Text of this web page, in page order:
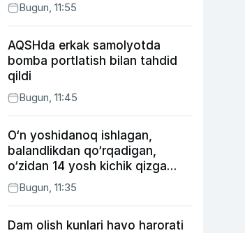
Bugun, 11:55
AQSHda erkak samolyotda
bomba portlatish bilan tahdid
qildi
Bugun, 11:45
O‘n yoshidanoq ishlagan,
balandlikdan qo‘rqadigan,
o‘zidan 14 yosh kichik qizga
uylangan Yorqinxo‘ja Umarov
34 yoshda
Bugun, 11:35
Dam olish kunlari havo harorati